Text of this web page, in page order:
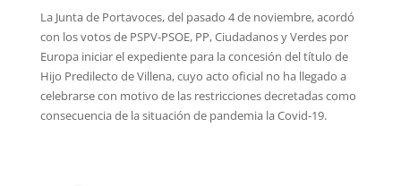
La Junta de Portavoces, del pasado 4 de noviembre, acordó
con los votos de PSPV-PSOE, PP, Ciudadanos y Verdes por
Europa iniciar el expediente para la concesión del título de
Hijo Predilecto de Villena, cuyo acto oficial no ha llegado a
celebrarse con motivo de las restricciones decretadas como
consecuencia de la situación de pandemia la Covid-19.